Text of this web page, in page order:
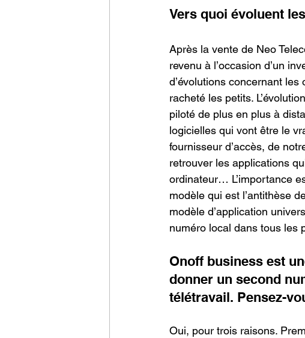
Vers quoi évoluent
Après la vente de Neo
revenu à l’occasion d’un
d’évolutions concernant
racheté les petits.
piloté de plus en plus à
logicielles qui vont être le
fournisseur d’accès, de
retrouver les applications
ordinateur… L’importance
modèle qui est l’antithèse
modèle d’application
numéro local dans tous les
Onoff business est
donner un second
télétravail. Pensez-
Oui, pour trois raisons.